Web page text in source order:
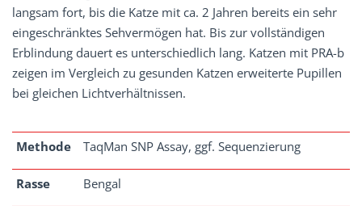
langsam fort, bis die Katze mit ca. 2 Jahren bereits ein sehr
eingeschränktes Sehvermögen hat. Bis zur vollständigen
Erblindung dauert es unterschiedlich lang. Katzen mit PRA-b
zeigen im Vergleich zu gesunden Katzen erweiterte Pupillen
bei gleichen Lichtverhältnissen.
Methode TaqMan SNP Assay, ggf. Sequenzierung
Rasse Bengal